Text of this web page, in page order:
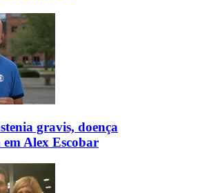
gravis, doença
Alex Escobar